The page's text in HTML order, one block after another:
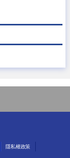
隱私權政策